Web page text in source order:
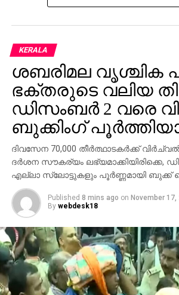
KERALA
ശബരിമല വൃശ്ചിക
ഭക്തരുടെ വലിയ
ഡിസംബര്‍ 2 വരെ
ബുക്കിംഗ്
ദിവസേന 70,000 തീര്‍ത്ഥാടകര്‍ക്ക്
ദര്‍ശന സൗകര്യം ലഭ്യമാക്കിയിരിക്കെ,
എല്ലാ സ്ലോട്ടുകളും പൂര്‍ണ്ണമായി ബുക്ക്
Published 8 mins ago on November 17,
By webdesk18